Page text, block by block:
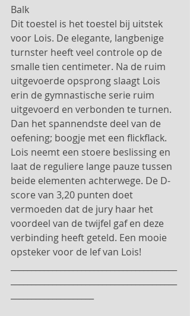
Balk
Dit toestel is het toestel bij uitstek
voor Lois. De elegante, langbenige
turnster heeft veel controle op de
smalle tien centimeter. Na de ruim
uitgevoerde opsprong slaagt Lois
erin de gymnastische serie ruim
uitgevoerd en verbonden te turnen.
Dan het spannendste deel van de
oefening; boogje met een flickflack.
Lois neemt een stoere beslissing en
laat de reguliere lange pauze tussen
beide elementen achterwege. De D-
score van 3,20 punten doet
vermoeden dat de jury haar het
voordeel van de twijfel gaf en deze
verbinding heeft geteld. Een mooie
opsteker voor de lef van Lois!